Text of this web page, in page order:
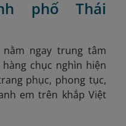
phố Thái
ngay trung tâm
chục nghìn hiện
phục, phong tục,
em trên khắp Việt